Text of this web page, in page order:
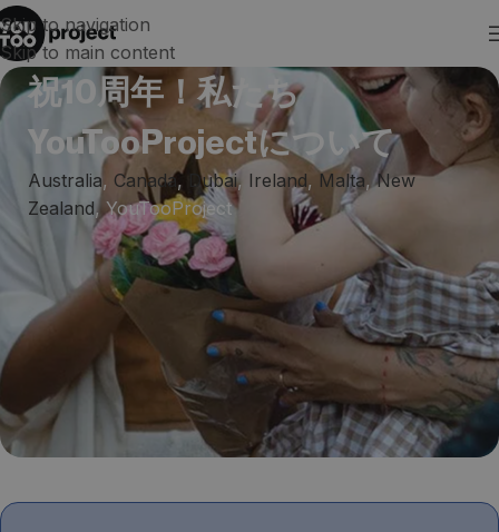
Skip to navigation
Skip to main content
祝10周年！私たち
YouTooProjectについて
Australia, Canada, Dubai, Ireland, Malta,New
Zealand, YouTooProject